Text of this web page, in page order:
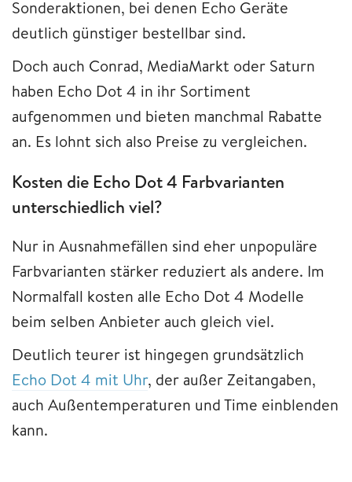
Sonderaktionen, bei denen Echo Geräte
deutlich günstiger bestellbar sind.
Doch auch Conrad, MediaMarkt oder Saturn
haben Echo Dot 4 in ihr Sortiment
aufgenommen und bieten manchmal Rabatte
an. Es lohnt sich also Preise zu vergleichen.
Kosten die Echo Dot 4 Farbvarianten
unterschiedlich viel?
Nur in Ausnahmefällen sind eher unpopuläre
Farbvarianten stärker reduziert als andere. Im
Normalfall kosten alle Echo Dot 4 Modelle
beim selben Anbieter auch gleich viel.
Deutlich teurer ist hingegen grundsätzlich
Echo Dot 4 mit Uhr, der außer Zeitangaben,
auch Außentemperaturen und Time einblenden
kann.